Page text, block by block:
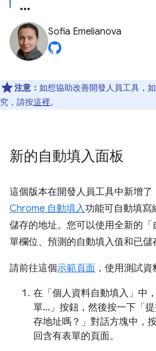
Sofia Emelianova
注意： 如想協助改善開發人員工具，
究，請按這裡。
新的自動填入面板
這個版本在開發人員工具中新增了
Chrome 自動填入功能可自動填寫
儲存的地址。您可以使用全新的「
單欄位、預測的自動填入值和已儲
請前往這個示範頁面 ，使用測試資
在「個人資料自動填入」 中
單...」 按鈕，然後按一下「提
存地址嗎？」 對話方塊中，
回含有表單的頁面。